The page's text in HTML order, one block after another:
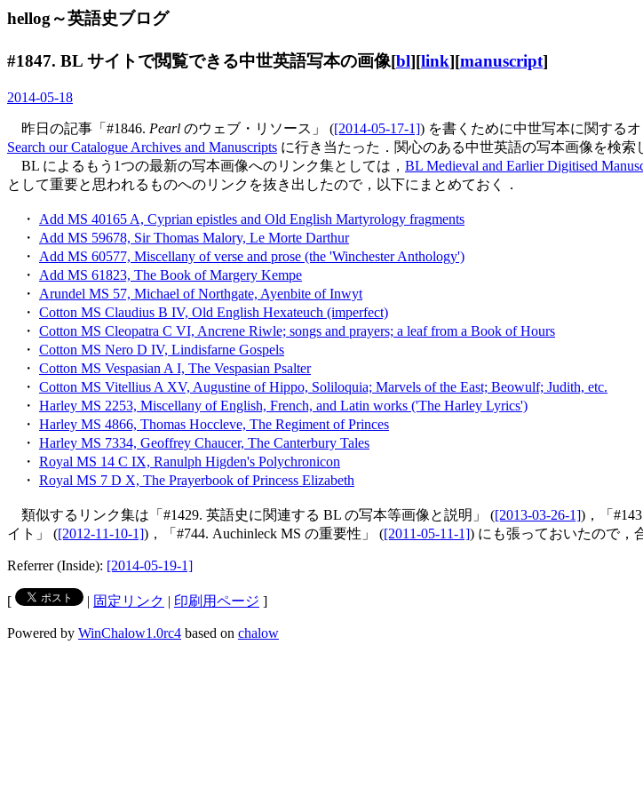
hellog～英語史ブログ
#1847. BL サイトで閲覧できる中世英語写本の画像[bl][link][manuscript]
2014-05-18
昨日の記事「#1846. Pearl のウェブ・リソース」 ([2014-05-17-1]) を書くために中世写本に関する
Search our Catalogue Archives and Manuscripts に行き当たった．関心のある中世英語の写本画像を検
BL によるもう1つの最新の写本画像へのリンク集としては， BL Medieval and Earlier Digitised
として重要と思われるものへのリンクを抜き出したので，以下にまとめておく．
・ Add MS 40165 A, Cyprian epistles and Old English Martyrology fragments
・ Add MS 59678, Sir Thomas Malory, Le Morte Darthur
・ Add MS 60577, Miscellany of verse and prose (the 'Winchester Anthology')
・ Add MS 61823, The Book of Margery Kempe
・ Arundel MS 57, Michael of Northgate, Ayenbite of Inwyt
・ Cotton MS Claudius B IV, Old English Hexateuch (imperfect)
・ Cotton MS Cleopatra C VI, Ancrene Riwle; songs and prayers; a leaf from a Book of Hours
・ Cotton MS Nero D IV, Lindisfarne Gospels
・ Cotton MS Vespasian A I, The Vespasian Psalter
・ Cotton MS Vitellius A XV, Augustine of Hippo, Soliloquia; Marvels of the East; Beowulf; Judith, etc.
・ Harley MS 2253, Miscellany of English, French, and Latin works ('The Harley Lyrics')
・ Harley MS 4866, Thomas Hoccleve, The Regiment of Princes
・ Harley MS 7334, Geoffrey Chaucer, The Canterbury Tales
・ Royal MS 14 C IX, Ranulph Higden's Polychronicon
・ Royal MS 7 D X, The Prayerbook of Princess Elizabeth
類似するリンク集は「#1429. 英語史に関連する BL の写本等画像と説明」 ([2013-03-26-1])，「
イト」 ([2012-11-10-1])，「#744. Auchinleck MS の重要性」 ([2011-05-11-1]) にも張っておいたので，
Referrer (Inside): [2014-05-19-1]
[ | 固定リンク | 印刷用ページ ]
Powered by WinChalow1.0rc4 based on chalow